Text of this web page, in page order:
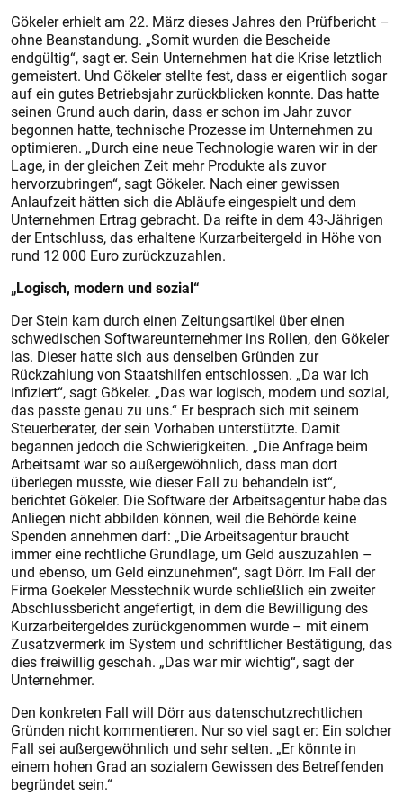
Gökeler erhielt am 22. März dieses Jahres den Prüfbericht –
ohne Beanstandung. „Somit wurden die Bescheide
endgültig“, sagt er. Sein Unternehmen hat die Krise letztlich
gemeistert. Und Gökeler stellte fest, dass er eigentlich sogar
auf ein gutes Betriebsjahr zurückblicken konnte. Das hatte
seinen Grund auch darin, dass er schon im Jahr zuvor
begonnen hatte, technische Prozesse im Unternehmen zu
optimieren. „Durch eine neue Technologie waren wir in der
Lage, in der gleichen Zeit mehr Produkte als zuvor
hervorzubringen“, sagt Gökeler. Nach einer gewissen
Anlaufzeit hätten sich die Abläufe eingespielt und dem
Unternehmen Ertrag gebracht. Da reifte in dem 43-Jährigen
der Entschluss, das erhaltene Kurzarbeitergeld in Höhe von
rund 12 000 Euro zurückzuzahlen.
„Logisch, modern und sozial“
Der Stein kam durch einen Zeitungsartikel über einen
schwedischen Softwareunternehmer ins Rollen, den Gökeler
las. Dieser hatte sich aus denselben Gründen zur
Rückzahlung von Staatshilfen entschlossen. „Da war ich
infiziert“, sagt Gökeler. „Das war logisch, modern und sozial,
das passte genau zu uns.“ Er besprach sich mit seinem
Steuerberater, der sein Vorhaben unterstützte. Damit
begannen jedoch die Schwierigkeiten. „Die Anfrage beim
Arbeitsamt war so außergewöhnlich, dass man dort
überlegen musste, wie dieser Fall zu behandeln ist“,
berichtet Gökeler. Die Software der Arbeitsagentur habe das
Anliegen nicht abbilden können, weil die Behörde keine
Spenden annehmen darf: „Die Arbeitsagentur braucht
immer eine rechtliche Grundlage, um Geld auszuzahlen –
und ebenso, um Geld einzunehmen“, sagt Dörr. Im Fall der
Firma Goekeler Messtechnik wurde schließlich ein zweiter
Abschlussbericht angefertigt, in dem die Bewilligung des
Kurzarbeitergeldes zurückgenommen wurde – mit einem
Zusatzvermerk im System und schriftlicher Bestätigung, das
dies freiwillig geschah. „Das war mir wichtig“, sagt der
Unternehmer.
Den konkreten Fall will Dörr aus datenschutzrechtlichen
Gründen nicht kommentieren. Nur so viel sagt er: Ein solcher
Fall sei außergewöhnlich und sehr selten. „Er könnte in
einem hohen Grad an sozialem Gewissen des Betreffenden
begründet sein.“